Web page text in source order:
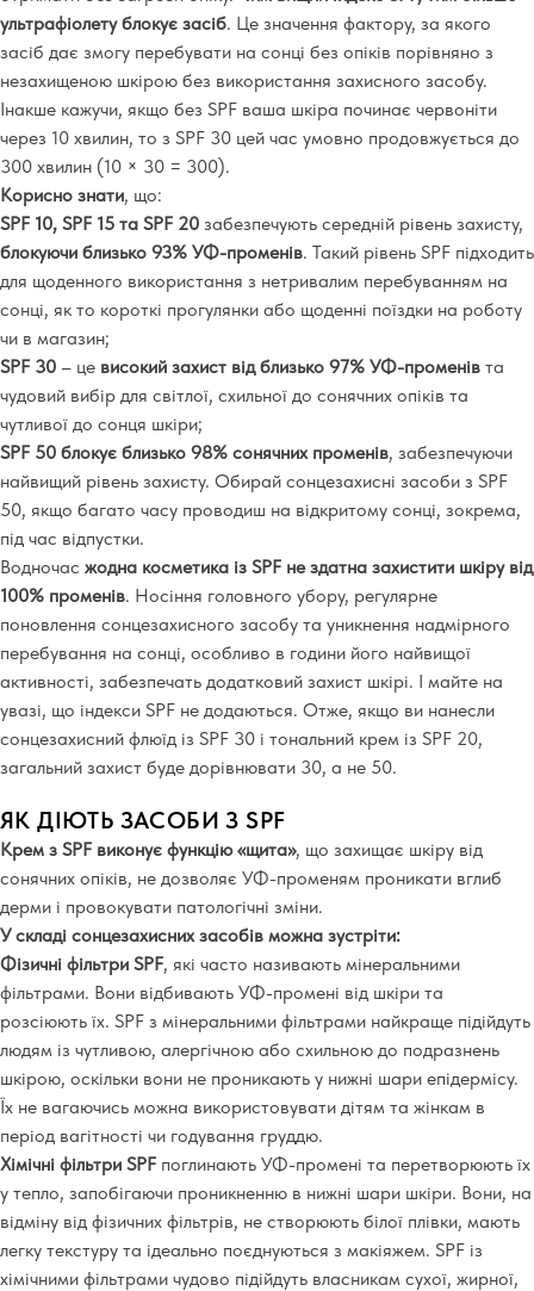
ультрафіолету блокує засіб. Це значення фактору, за якого
засіб дає змогу перебувати на сонці без опіків порівняно з
незахищеною шкірою без використання захисного засобу.
Інакше кажучи, якщо без SPF ваша шкіра починає червоніти
через 10 хвилин, то з SPF 30 цей час умовно продовжується до
300 хвилин (10 × 30 = 300).
Корисно знати, що:
SPF 10, SPF 15 та SPF 20 забезпечують середній рівень захисту,
блокуючи близько 93% УФ-променів. Такий рівень SPF підходить
для щоденного використання з нетривалим перебуванням на
сонці, як то короткі прогулянки або щоденні поїздки на роботу
чи в магазин;
SPF 30 – це високий захист від близько 97% УФ-променів та
чудовий вибір для світлої, схильної до сонячних опіків та
чутливої до сонця шкіри;
SPF 50 блокує близько 98% сонячних променів, забезпечуючи
найвищий рівень захисту. Обирай сонцезахисні засоби з SPF
50, якщо багато часу проводиш на відкритому сонці, зокрема,
під час відпустки.
Водночас жодна косметика із SPF не здатна захистити шкіру від
100% променів. Носіння головного убору, регулярне
поновлення сонцезахисного засобу та уникнення надмірного
перебування на сонці, особливо в години його найвищої
активності, забезпечать додатковий захист шкірі. І майте на
увазі, що індекси SPF не додаються. Отже, якщо ви нанесли
сонцезахисний флюїд із SPF 30 і тональний крем із SPF 20,
загальний захист буде дорівнювати 30, а не 50.
ЯК ДІЮТЬ ЗАСОБИ З SPF
Крем з SPF виконує функцію «щита», що захищає шкіру від
сонячних опіків, не дозволяє УФ-променям проникати вглиб
дерми і провокувати патологічні зміни.
У складі сонцезахисних засобів можна зустріти:
Фізичні фільтри SPF, які часто називають мінеральними
фільтрами. Вони відбивають УФ-промені від шкіри та
розсіюють їх. SPF з мінеральними фільтрами найкраще підійдуть
людям із чутливою, алергічною або схильною до подразнень
шкірою, оскільки вони не проникають у нижні шари епідермісу.
Їх не вагаючись можна використовувати дітям та жінкам в
період вагітності чи годування груддю.
Хімічні фільтри SPF поглинають УФ-промені та перетворюють їх
у тепло, запобігаючи проникненню в нижні шари шкіри. Вони, на
відміну від фізичних фільтрів, не створюють білої плівки, мають
легку текстуру та ідеально поєднуються з макіяжем. SPF із
хімічними фільтрами чудово підійдуть власникам сухої, жирної,